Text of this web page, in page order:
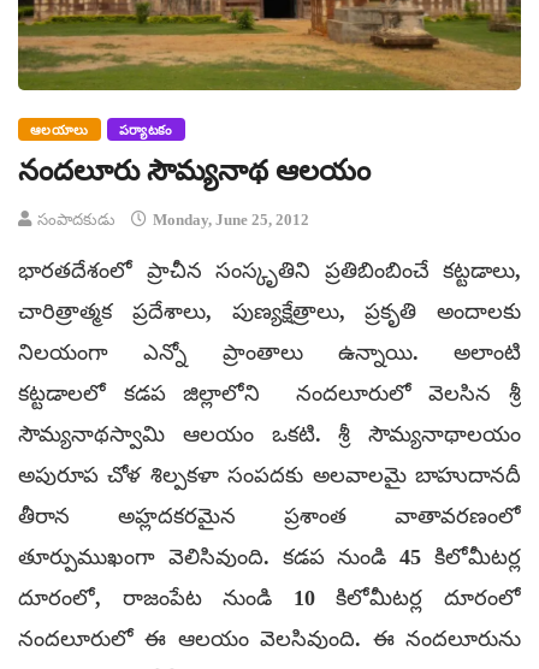
ఆలయాలు పర్యాటకం
నందలూరు సౌమ్యనాథ ఆలయం
సంపాదకుడు Monday, June 25, 2012
భారతదేశంలో ప్రాచీన సంస్కృతిని ప్రతిబింబించే కట్టడాలు,
చారిత్రాత్మక ప్రదేశాలు, పుణ్యక్షేత్రాలు, ప్రకృతి అందాలకు
నిలయంగా ఎన్నో ప్రాంతాలు ఉన్నాయి. అలాంటి
కట్టడాలలో కడప జిల్లాలోని నందలూరులో వెలసిన శ్రీ
సౌమ్యనాథస్వామి ఆలయం ఒకటి. శ్రీ సౌమ్యనాథాలయం
అపురూప చోళ శిల్పకళా సంపదకు అలవాలమై బాహుదానదీ
తీరాన అహ్లదకరమైన ప్రశాంత వాతావరణంలో
తూర్పుముఖంగా వెలిసివుంది. కడప నుండి 45 కిలోమీటర్ల
దూరంలో, రాజంపేట నుండి 10 కిలోమీటర్ల దూరంలో
నందలూరులో ఈ ఆలయం వెలసివుంది. ఈ నందలూరును